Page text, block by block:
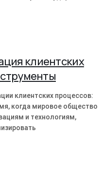
клиентских
клиентских процессов:
когда мировое общество
и технологиям,